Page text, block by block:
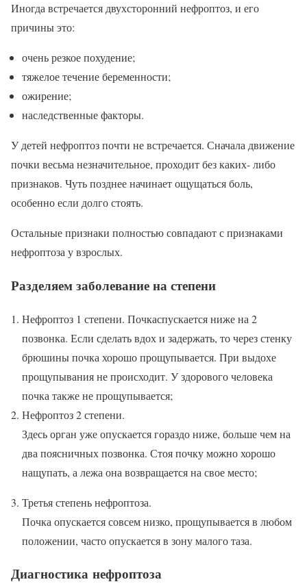
Иногда встречается двухсторонний нефроптоз, и его
причины это:
очень резкое похудение;
тяжелое течение беременности;
ожирение;
наследственные факторы.
У детей нефроптоз почти не встречается. Сначала движение
почки весьма незначительное, проходит без каких- либо
признаков. Чуть позднее начинает ощущаться боль,
особенно если долго стоять.
Остальные признаки полностью совпадают с признаками
нефроптоза у взрослых.
Разделяем заболевание на степени
Нефроптоз 1 степени. Почкаспускается ниже на 2
позвонка. Если сделать вдох и задержать, то через стенку
брюшины почка хорошо прощупывается. При выдохе
прощупывания не происходит. У здорового человека
почка также не прощупывается;
Нефроптоз 2 степени.
Здесь орган уже опускается гораздо ниже, больше чем на
два поясничных позвонка. Стоя почку можно хорошо
нащупать, а лежа она возвращается на свое место;
Третья степень нефроптоза.
Почка опускается совсем низко, прощупывается в любом
положении, часто опускается в зону малого таза.
Диагностика нефроптоза